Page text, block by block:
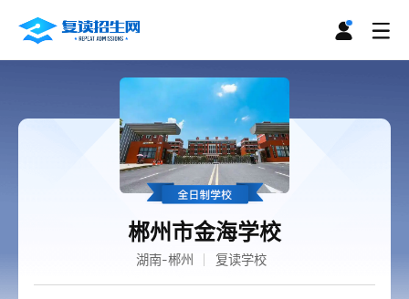
郴州市金海学校
湖南-郴州 复读学校